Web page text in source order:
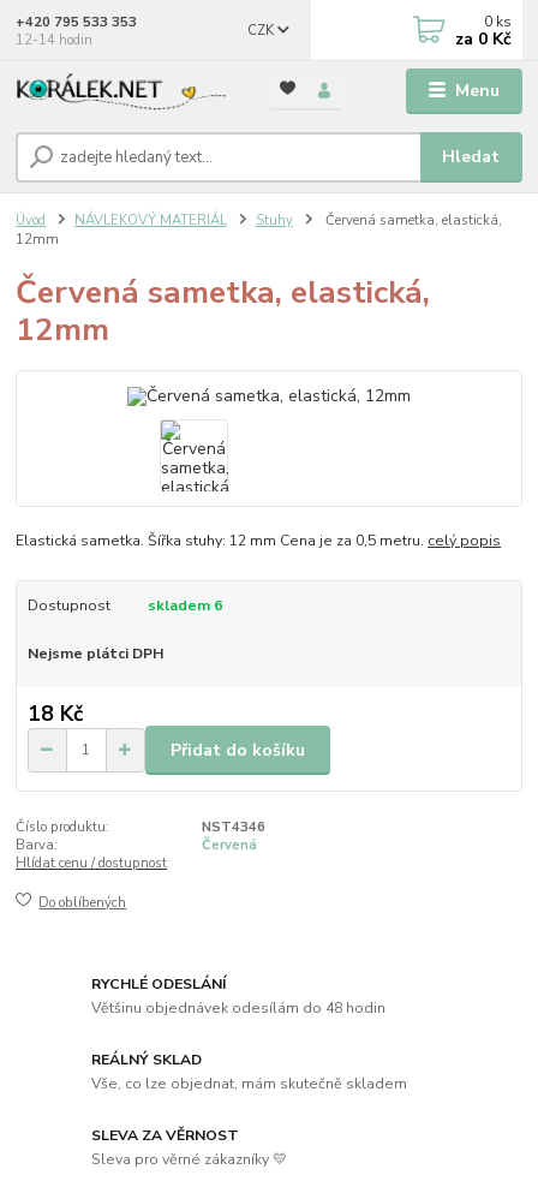
Menu
CZK
Hledat
+420 795 533 353
12-14 hodin
0 ks
za 0 Kč
Úvod NÁVLEKOVÝ MATERIÁL Stuhy
Červená sametka, elastická,
12mm
Červená sametka, elastická,
12mm
Elastická sametka. Šířka stuhy: 12 mm Cena je za 0,5 metru. celý popis
Dostupnost skladem 6
Nejsme plátci DPH
18 Kč
Přidat do košíku
Číslo produktu:
NST4346
Barva:
Červená
Hlídat cenu / dostupnost
Do oblíbených
RYCHLÉ ODESLÁNÍ
Většinu objednávek odesílám do 48 hodin
REÁLNÝ SKLAD
Vše, co lze objednat, mám skutečně skladem
SLEVA ZA VĚRNOST
Sleva pro věrné zákazníky 💛